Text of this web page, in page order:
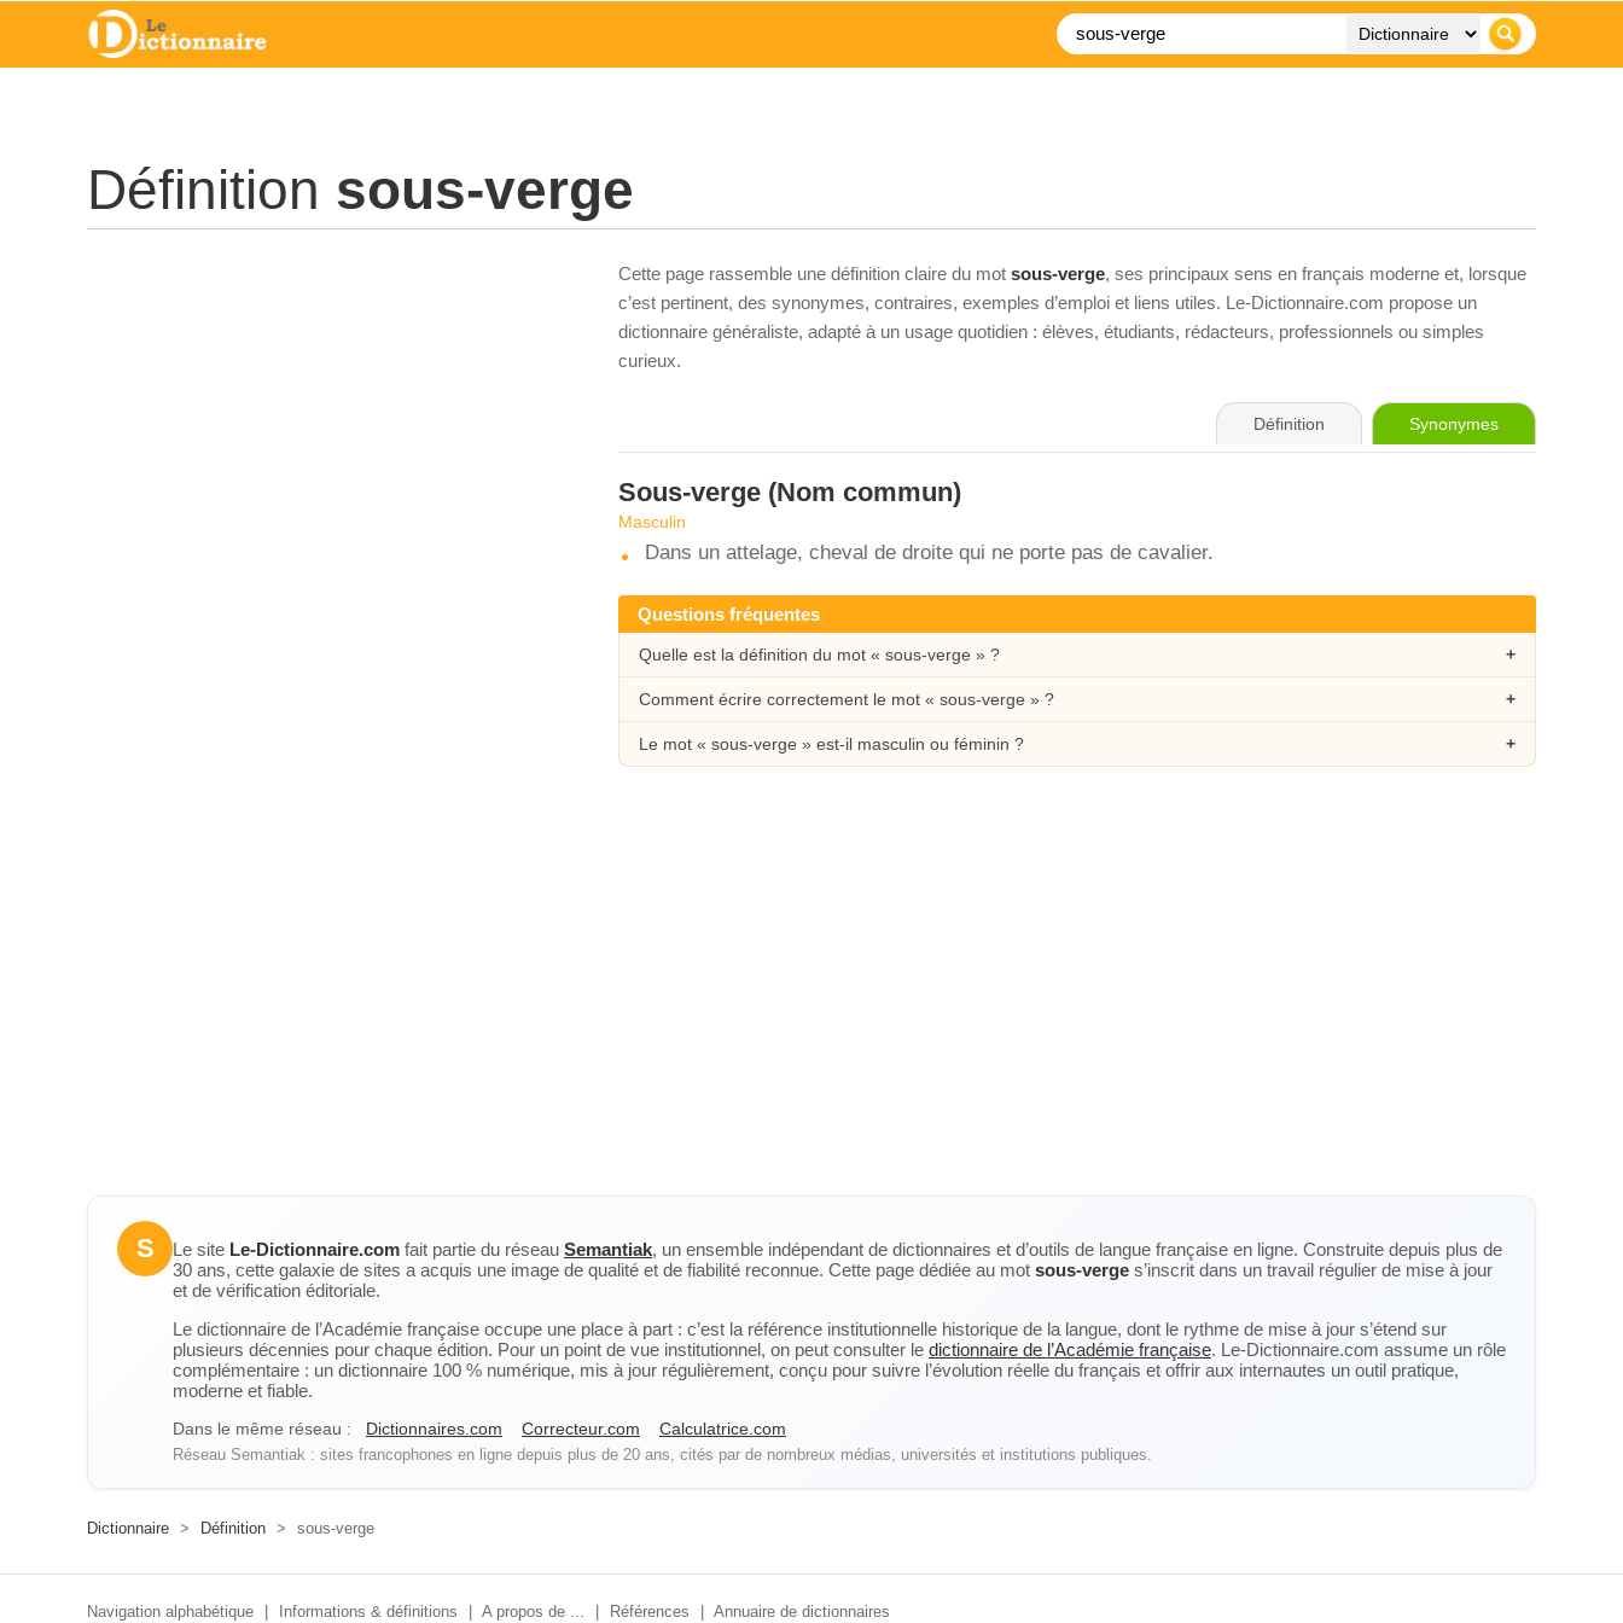
Définition sous-verge
Cette page rassemble une définition claire du mot sous-verge, ses principaux sens en français moderne et, lorsque
c’est pertinent, des synonymes, contraires, exemples d’emploi et liens utiles. Le-Dictionnaire.com propose un
dictionnaire généraliste, adapté à un usage quotidien : élèves, étudiants, rédacteurs, professionnels ou simples
curieux.
Définition Synonymes
Sous-verge (Nom commun)
Masculin
Dans un attelage, cheval de droite qui ne porte pas de cavalier.
Questions fréquentes
Quelle est la définition du mot « sous-verge » ?
Comment écrire correctement le mot « sous-verge » ?
Le mot « sous-verge » est-il masculin ou féminin ?
S Le site Le-Dictionnaire.com fait partie du réseau Semantiak, un ensemble indépendant de dictionnaires et d’outils de langue française en ligne. Construite depuis plus de
30 ans, cette galaxie de sites a acquis une image de qualité et de fiabilité reconnue. Cette page dédiée au mot sous-verge s’inscrit dans un travail régulier de mise à jour
et de vérification éditoriale.
Le dictionnaire de l’Académie française occupe une place à part : c’est la référence institutionnelle historique de la langue, dont le rythme de mise à jour s’étend sur
plusieurs décennies pour chaque édition. Pour un point de vue institutionnel, on peut consulter le dictionnaire de l’Académie française. Le-Dictionnaire.com assume un rôle
complémentaire : un dictionnaire 100 % numérique, mis à jour régulièrement, conçu pour suivre l’évolution réelle du français et offrir aux internautes un outil pratique,
moderne et fiable.
Dans le même réseau : Dictionnaires.com Correcteur.com Calculatrice.com
Réseau Semantiak : sites francophones en ligne depuis plus de 20 ans, cités par de nombreux médias, universités et institutions publiques.
Dictionnaire > Définition > sous-verge
Navigation alphabétique Informations & définitions A propos de ... Références Annuaire de dictionnaires